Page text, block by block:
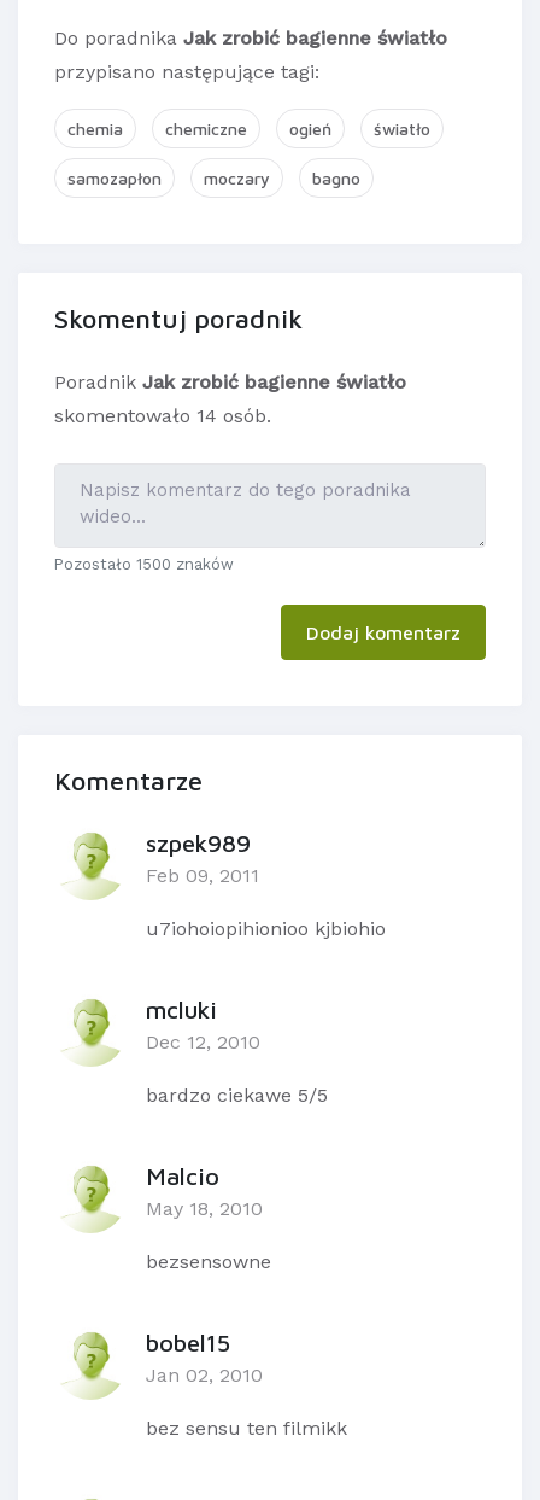
Do poradnika Jak zrobić bagienne światło
przypisano następujące tagi:
chemia chemiczne ogień światło
samozapłon moczary bagno
Skomentuj poradnik
Poradnik Jak zrobić bagienne światło
skomentowało 14 osób.
Pozostało 1500 znaków
Dodaj komentarz
Komentarze
szpek989
Feb 09, 2011
u7iohoiopihionioo kjbiohio
mcluki
Dec 12, 2010
bardzo ciekawe 5/5
Malcio
May 18, 2010
bezsensowne
bobel15
Jan 02, 2010
bez sensu ten filmikk